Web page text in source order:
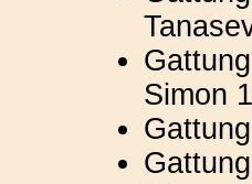
Gattung
Simon
Gattung
Gattung